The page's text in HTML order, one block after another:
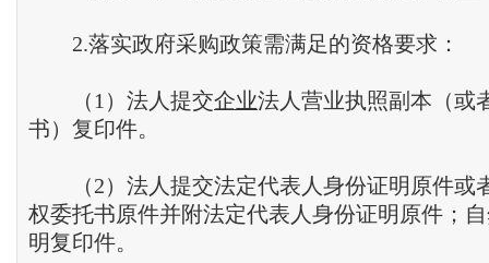
2.落实政府采购政策需满足的资格要求：
（1）法人提交企业法人营业执照副本（或
书）复印件。
（2）法人提交法定代表人身份证明原件或
权委托书原件并附法定代表人身份证明原件；
明复印件。